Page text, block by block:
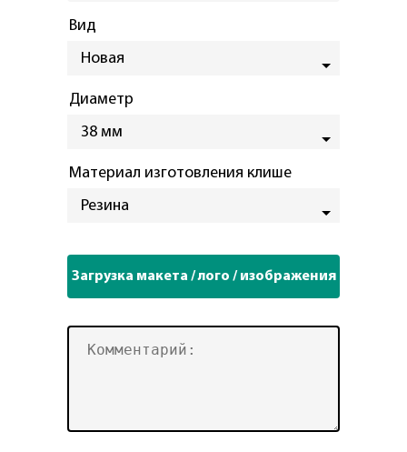
Вид
Новая
Диаметр
38 мм
Материал изготовления клише
Резина